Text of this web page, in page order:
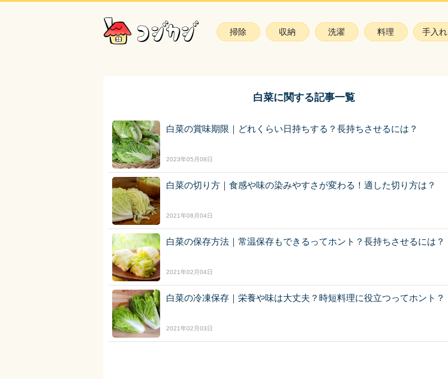
掃除 収納 洗濯 料理 手入れ
白菜に関する記事一覧
白菜の賞味期限｜どれくらい日持ちする？長持ちさせるには？
2023年05月08日
白菜の切り方｜食感や味の染みやすさが変わる！適した切り方は？
2021年08月04日
白菜の保存方法｜常温保存もできるってホント？長持ちさせるには？
2021年02月04日
白菜の冷凍保存｜栄養や味は大丈夫？時短料理に役立つってホント？
2021年02月03日